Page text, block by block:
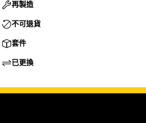
再製造
不可退貨
套件
已更換